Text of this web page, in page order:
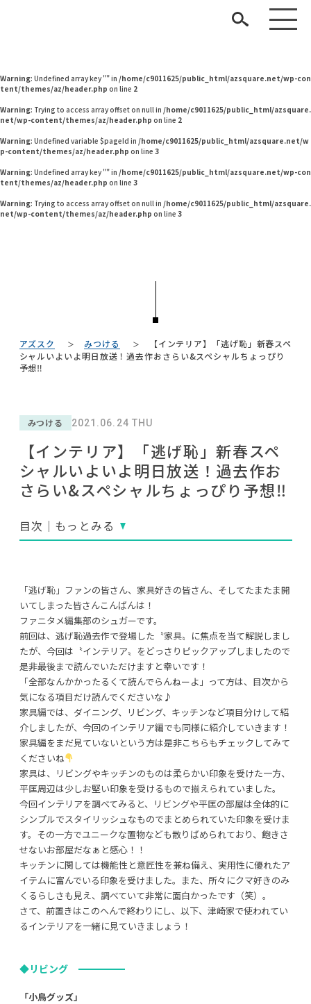
/home/c9011625/public_html/azsquare.net/w
Warning: Undefined array key "" in /home/c9011625/public_html/azsquare.net/wp-con
tent/themes/az/header.php on line 2
Warning: Trying to access array offset on null in /home/c9011625/public_html/azsquare.
net/wp-content/themes/az/header.php on line 2
Warning: Undefined variable $pageId in /home/c9011625/public_html/azsquare.net/w
p-content/themes/az/header.php on line 3
Warning: Undefined array key "" in /home/c9011625/public_html/azsquare.net/wp-con
tent/themes/az/header.php on line 3
Warning: Trying to access array offset on null in /home/c9011625/public_html/azsquare.
net/wp-content/themes/az/header.php on line 3
TAG LIST
#良品計画
#材木屋のおやじとせがれ
#大塚家具#フェリシモ
#インテリアコーディネート#展示会#田中みな実
#ニトリ
#木図鑑#無印良品#岸井ゆきの
#タンスのゲン
#DINOS CORPORATION#家具 #照明
#ヤマソロ#関家具
#インテリアスタイリングの法則
利用規約 プライバシーポリシー
COPYRIGHT © AZSQUARE. ALL RIGHTS RESERVED
見つける
楽しむ
NEWS
ABOUT
利用規約
アズスク みつける
【インテリア】「逃げ恥」新春スペ
シャルいよいよ明日放送！過去作おさらい&スペシャルちょっぴり
予想‼
みつける 2021.06.24 THU
【インテリア】「逃げ恥」新春スペ
シャルいよいよ明日放送！過去作お
さらい&スペシャルちょっぴり予想‼
目次｜もっとみる
「逃げ恥」ファンの皆さん、家具好きの皆さん、そしてたまたま開
いてしまった皆さんこんばんは！
ファニタメ編集部のシュガーです。
前回は、逃げ恥過去作で登場した〝家具〟に焦点を当て解説しまし
たが、今回は〝インテリア〟をどっさりピックアップしましたので
是非最後まで読んでいただけますと幸いです！
「全部なんかかったるくて読んでらんねーよ」って方は、目次から
気になる項目だけ読んでくださいな♪
家具編では、ダイニング、リビング、キッチンなど項目分けして紹
介しましたが、今回のインテリア編でも同様に紹介していきます！
家具編をまだ見ていないという方は是非こちらもチェックしてみて
くださいね
家具は、リビングやキッチンのものは柔らかい印象を受けた一方、
平匡周辺は少しお堅い印象を受けるもので揃えられていました。
今回インテリアを調べてみると、リビングや平匡の部屋は全体的に
シンプルでスタイリッシュなものでまとめられていた印象を受けま
す。その一方でユニークな置物なども散りばめられており、飽きさ
せないお部屋だなぁと感心！！
キッチンに関しては機能性と意匠性を兼ね備え、実用性に優れたア
イテムに富んでいる印象を受けました。また、所々にクマ好きのみ
くるらしさも見え、調べていて非常に面白かったです（笑）。
さて、前置きはこのへんで終わりにし、以下、津崎家で使われてい
るインテリアを一緒に見ていきましょう！
◆リビング
「小鳥グッズ」